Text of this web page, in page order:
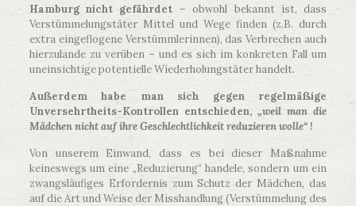
Hamburg nicht gefährdet – obwohl bekannt ist, dass
Verstümmelungstäter Mittel und Wege finden (z.B. durch
extra eingeflogene Verstümmlerinnen), das Verbrechen auch
hierzulande zu verüben – und es sich im konkreten Fall um
uneinsichtige potentielle Wiederholungstäter handelt.
Außerdem habe man sich gegen regelmäßige
Unversehrtheits-Kontrollen entschieden,„weil man die
Mädchen nicht auf ihre Geschlechtlichkeit reduzieren wolle“ !
Von unserem Einwand, dass es bei dieser Maßnahme
keineswegs um eine „Reduzierung“ handele, sondern um ein
zwangsläufiges Erfordernis zum Schutz der Mädchen, das
auf die Art und Weise der Misshandlung (Verstümmelung des